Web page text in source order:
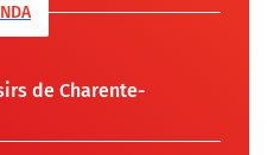
de Charente-